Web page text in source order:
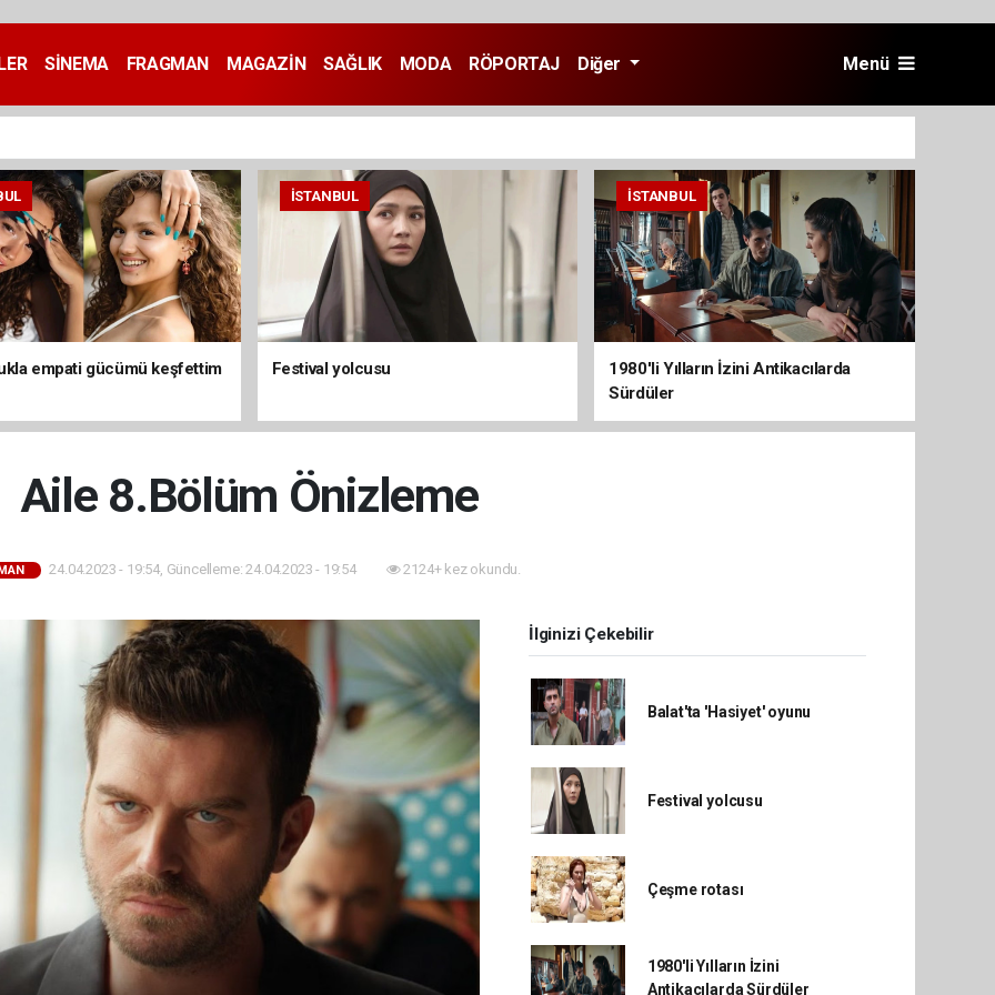
SİNEMA FRAGMAN MAGAZİN SAĞLIK MODA RÖPORTAJ Diğer Menü
empati gücümü keşfettim
İSTANBUL
Festival yolcusu
İSTANBUL
1980'li Yılların İzini Antikacılarda
Sürdüler
Aile 8.Bölüm Önizleme
24.04.2023 - 19:54, Güncelleme: 24.04.2023 - 19:54 2124+ kez okundu.
İlginizi Çekebilir
Balat'ta 'Hasiyet' oyunu
Festival yolcusu
Çeşme rotası
1980'li Yılların İzini
Antikacılarda Sürdüler